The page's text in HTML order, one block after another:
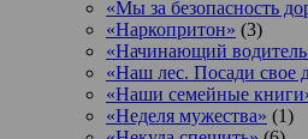
«Мы за безопасность
«Наркопритон» (3)
«Начинающий
«Наш лес. Посади свое
«Наши семейные
«Неделя мужества» (1)